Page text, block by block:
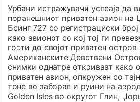
Урбани истражувачи успеаја да
поранешниот приватен авион на
Боинг 727 со регистрациски
како авионот со кој тој ги
гости до својот приватен остров
Американските Девствени
снимки однатре откриваат како
приватен авион, опкружен со
тоне во заборав и руини на
Golden Isles во округот Глин,